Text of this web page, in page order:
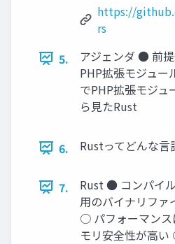
https://
rs
5.
アジェンダ ● 前
PHP拡張モジュ
でPHP拡張モジ
ら見たRust
6. Rustってどんな言
7.
Rust ● コンパイ
用のバイナリフ
○ パフォーマン
モリ安全性が高